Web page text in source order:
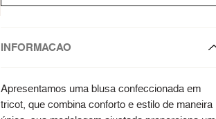
INFORMACAO
Apresentamos uma blusa confeccionada em
tricot, que combina conforto e estilo de maneira